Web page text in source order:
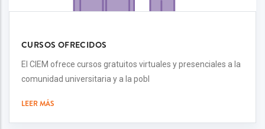
CURSOS OFRECIDOS
El CIEM ofrece cursos gratuitos virtuales y presenciales a la
comunidad universitaria y a la pobl
LEER MÁS